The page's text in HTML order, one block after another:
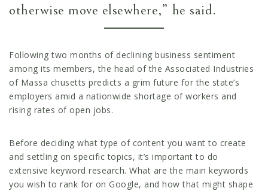
otherwise move elsewhere,” he said.
Following two months of declining business sentiment
among its members, the head of the Associated Industries
of Massa chusetts predicts a grim future for the state’s
employers amid a nationwide shortage of workers and
rising rates of open jobs.
Before deciding what type of content you want to create
and settling on specific topics, it’s important to do
extensive keyword research. What are the main keywords
you wish to rank for on Google, and how that might shape